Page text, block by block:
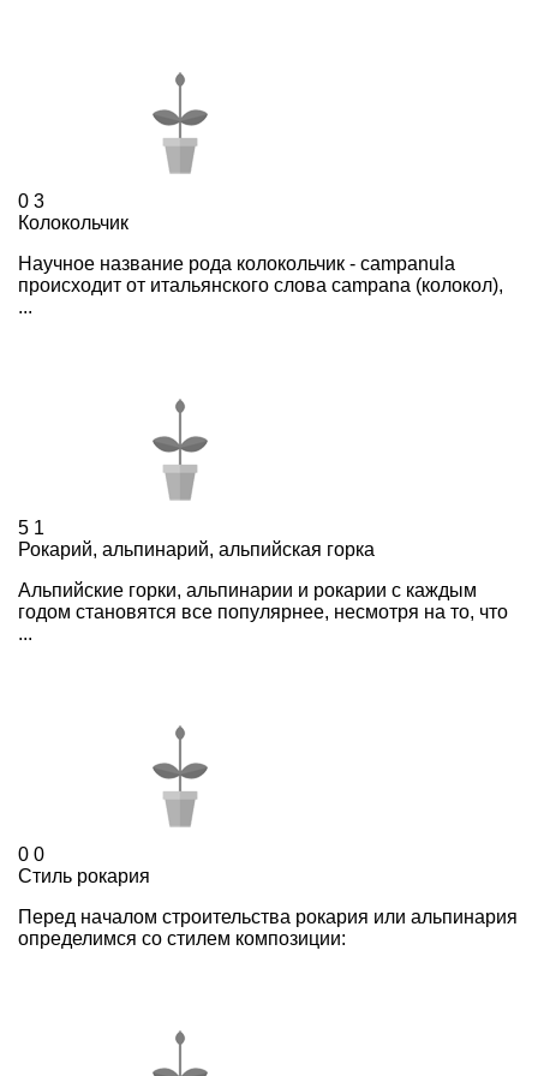
0 3
Колокольчик
Научное название рода колокольчик - campanula
происходит от итальянского слова campana (колокол),
...
5 1
Рокарий, альпинарий, альпийская горка
Альпийские горки, альпинарии и рокарии с каждым
годом становятся все популярнее, несмотря на то, что
...
0 0
Стиль рокария
Перед началом строительства рокария или альпинария
определимся со стилем композиции: